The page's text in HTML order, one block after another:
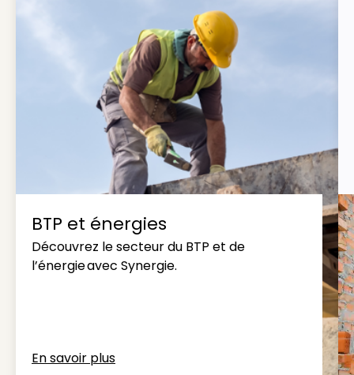
BTP et énergies
Découvrez le secteur du BTP et de
l’énergie avec Synergie.
En savoir plus